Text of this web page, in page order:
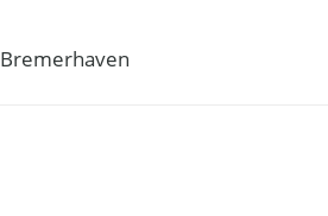
Bremerhaven